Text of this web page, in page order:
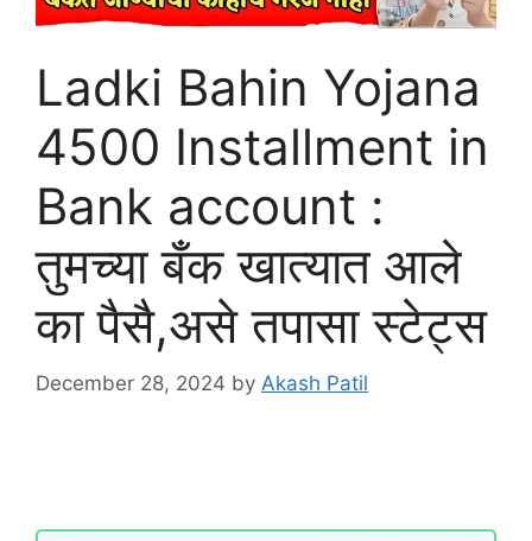
Ladki Bahin Yojana
4500 Installment in
Bank account :
तुमच्या बँक खात्यात आले
का पैसै,असे तपासा स्टेट्स
December 28, 2024 by Akash Patil